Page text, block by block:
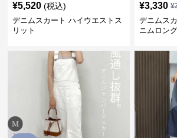
¥5,520 (税込)
デニムスカート ハイウエストス
リット
¥3,330 ¥
デニムス
ニムロン